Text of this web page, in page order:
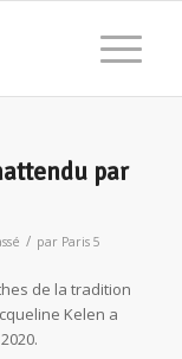
par
/ par Paris 5
de la tradition
Kelen a